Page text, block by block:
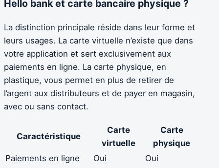
Hello bank et carte bancaire physique ?
La distinction principale réside dans leur forme et
leurs usages. La carte virtuelle n’existe que dans
votre application et sert exclusivement aux
paiements en ligne. La carte physique, en
plastique, vous permet en plus de retirer de
l’argent aux distributeurs et de payer en magasin,
avec ou sans contact.
Caractéristique
Carte
virtuelle
Carte
physique
Paiements en ligne
Oui
Oui